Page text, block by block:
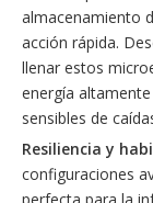
almacenamiento
acción rápida.
llenar estos
energía
sensibles de
Resiliencia y
configuraciones